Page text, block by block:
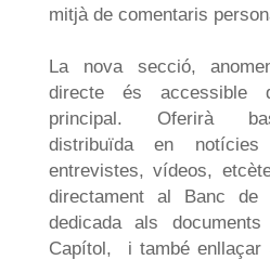
mitjà de comentaris
La nova secció,
directe és accessible
principal. Oferirà
distribuïda en notícies
entrevistes, vídeos,
directament al Banc
dedicada als
Capítol, i també enllaçar